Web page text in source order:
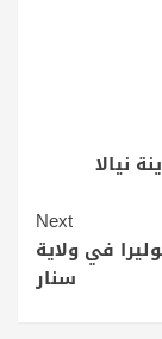
نيالا
Next
بالكوليرا في ولاية
سنار